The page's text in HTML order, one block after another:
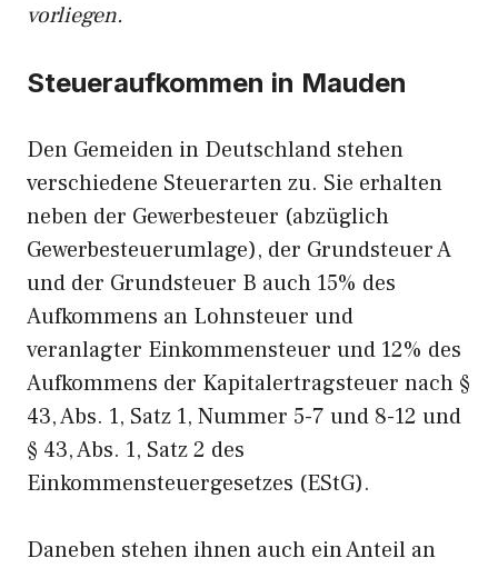
vorliegen.
Steueraufkommen in Mauden
Den Gemeiden in Deutschland stehen
verschiedene Steuerarten zu. Sie erhalten
neben der Gewerbesteuer (abzüglich
Gewerbesteuerumlage), der Grundsteuer A
und der Grundsteuer B auch 15% des
Aufkommens an Lohnsteuer und
veranlagter Einkommensteuer und 12% des
Aufkommens der Kapitalertragsteuer nach §
43, Abs. 1, Satz 1, Nummer 5-7 und 8-12 und
§ 43, Abs. 1, Satz 2 des
Einkommensteuergesetzes (EStG).
Daneben stehen ihnen auch ein Anteil an